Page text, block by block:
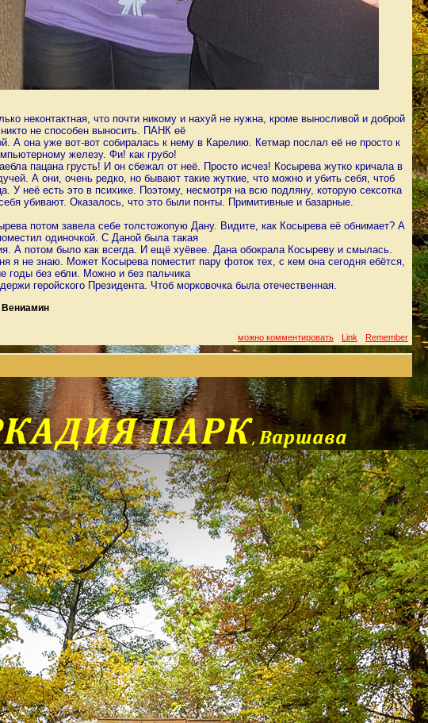
неконтактная, что почти никому и нахуй не нужна, кроме выносливой и доброй
не способен выносить. ПАНК её
А она уже вот-вот собиралась к нему в Карелию. Кетмар послал её не просто к
железу. Фи! как грубо!
пацана грусть! И он сбежал от неё. Просто исчез! Косырева жутко кричала в
А они, очень редко, но бывают такие жуткие, что можно и убить себя, чтоб
У неё есть это в психике. Поэтому, несмотря на всю подляну, которую сексотка
убивают. Оказалось, что это были понты. Примитивные и базарные.
потом завела себе толстожопую Дану. Видите, как Косырева её обнимает? А
одиночкой. С Даной была такая
А потом было как всегда. И ещё хуёвее. Дана обокрала Косыреву и смылась.
я не знаю. Может Косырева поместит пару фоток тех, с кем она сегодня ебётся,
годы без ебли. Можно и без пальчика
геройского Президента. Чтоб морковочка была отечественная.
Вениамин
можно комментировать Link Remember